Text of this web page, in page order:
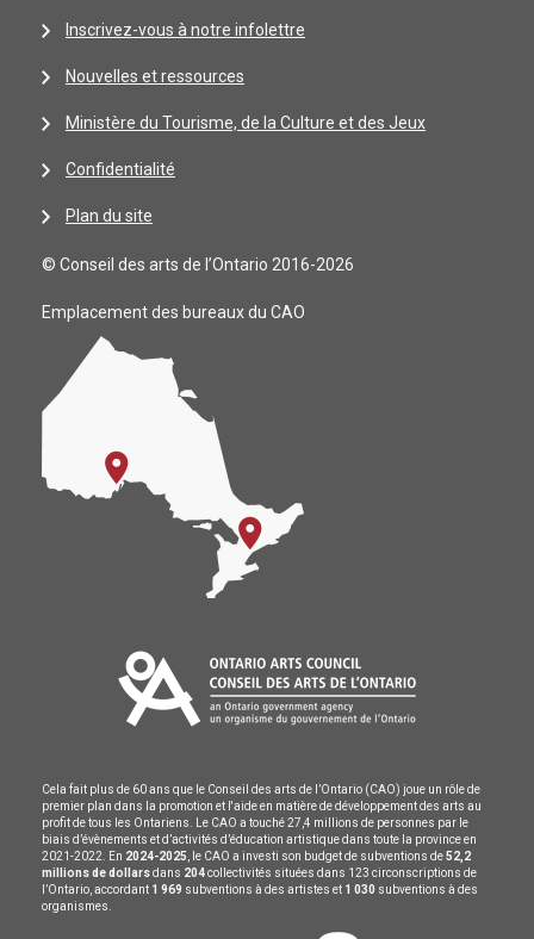
Inscrivez-vous à notre infolettre
Nouvelles et ressources
Ministère du Tourisme, de la Culture et des Jeux
Confidentialité
Plan du site
© Conseil des arts de l’Ontario 2016-2026
Emplacement des bureaux du CAO
Cela fait plus de 60 ans que le Conseil des arts de l’Ontario (CAO) joue un rôle de
premier plan dans la promotion et l'aide en matière de développement des arts au
profit de tous les Ontariens. Le CAO a touché 27,4 millions de personnes par le
biais d’évènements et d’activités d’éducation artistique dans toute la province en
2021-2022. En 2024-2025 , le CAO a investi son budget de subventions de52,2
millions de dollarsdans 204collectivités situées dans 123 circonscriptions de
l’Ontario, accordant 1 969 subventions à des artistes et 1 030 subventions à des
organismes.